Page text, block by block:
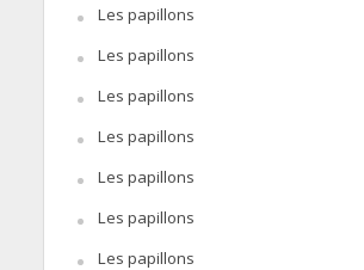
Les papillons
Les papillons
Les papillons
Les papillons
Les papillons
Les papillons
Les papillons